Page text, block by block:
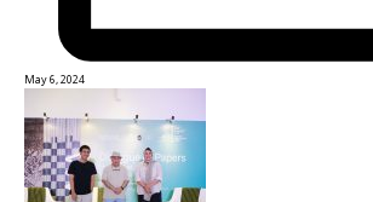
May 6, 2024